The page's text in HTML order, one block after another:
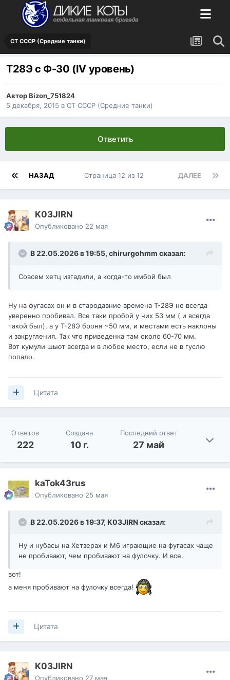
СТ СССР (Средние танки)
Т28Э с Ф-30 (IV уровень)
АвторBizon_751824
5 декабря, 2015 в СТ СССР (Средние танки)
Ответить
НАЗАД ДАЛЕЕ
Страница 12 из 12
K03JIRN
Опубликовано 22 мая
В 22.05.2026 в 19:55, chirurgohmm сказал:
Совсем хетц изгадили, а когда-то имбой был
Ну на фугасах он и в стародавние времена Т-28Э не всегда
уверенно пробивал. Все таки пробой у них 53 мм ( и всегда
такой был), а у Т-28Э броня ~50 мм, и местами есть наклоны
и закругления. Так что приведенка там около 60-70 мм.
Вот кумули шьют всегда и в любое место, если не в гуслю
попало.
Цитата
Ответов
222
Создана
10 г.
Последний ответ
27 май
kaTok43rus
Опубликовано 25 мая
В 22.05.2026 в 19:37, K03JIRNсказал:
Ну и нубасы на Хетзерах и М6 играющие на фугасах чаще
не пробивают, чем пробивают на фулочку. И все.
вот!
а меня пробивают на фулочку всегда!
Цитата
K03JIRN
Опубликовано 27 мая